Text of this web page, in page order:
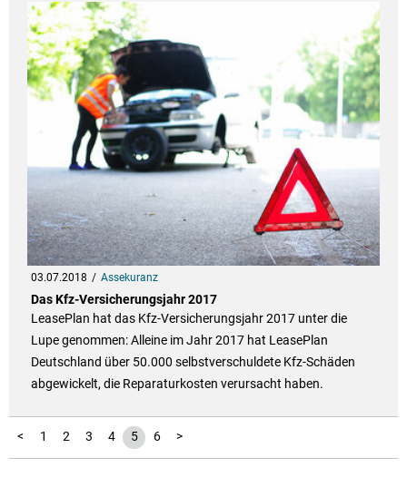
03.07.2018 Assekuranz
Das Kfz-Versicherungsjahr 2017
LeasePlan hat das Kfz-Versicherungsjahr 2017 unter die
Lupe genommen: Alleine im Jahr 2017 hat LeasePlan
Deutschland über 50.000 selbstverschuldete Kfz-Schäden
abgewickelt, die Reparaturkosten verursacht haben.
< 1 2 3 4 5 6 >